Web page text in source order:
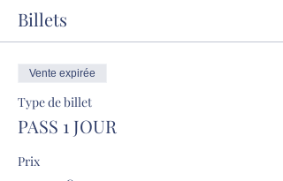
Billets
Vente expirée
Type de billet
PASS 1 JOUR
Prix